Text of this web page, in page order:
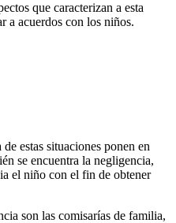
que caracterizan a esta
a acuerdos con los niños.
estas situaciones ponen en
se encuentra la negligencia,
el niño con el fin de obtener
son las comisarías de familia,